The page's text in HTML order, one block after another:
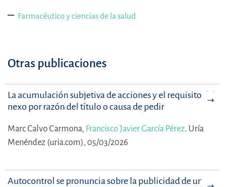
Farmacéutico y ciencias de la salud
Otras publicaciones
La acumulación subjetiva de acciones y el requisito del
nexo por razón del título o causa de pedir
Marc Calvo Carmona, Francisco Javier García Pérez. Uría
Menéndez (uria.com), 05/03/2026
Autocontrol se pronuncia sobre la publicidad de un